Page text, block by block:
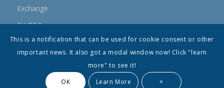
Еxchange
ЕУ ПРО
ПРРР
© Општина Топола - Сва права су садржана
This is a notification that can be used for cookie consent or other
important news. It also got a modal window now! Click "learn
more" to see it!
OK
Learn More ×